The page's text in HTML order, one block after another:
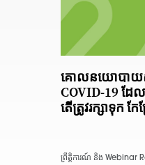
គោលនយោបាយ
COVID-19 ដែ
តើត្រូវរក្សាទុក ក
ព្រឹត្តិការណ៍ និង Webinar